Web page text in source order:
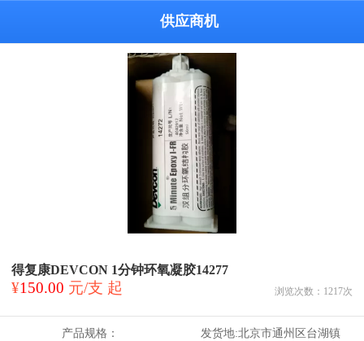
供应商机
得复康DEVCON 1分钟环氧凝胶14277
¥150.00 元/支 起 浏览次数： 1217次
产品规格： 发货地:北京市通州区台湖镇